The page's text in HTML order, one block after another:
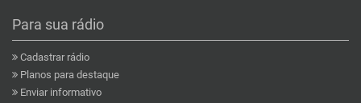
Para sua rádio
Cadastrar rádio
Planos para destaque
Enviar informativo